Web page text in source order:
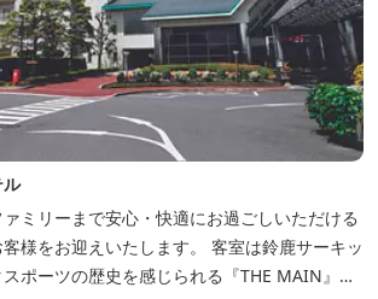
ミリーまで安心・快適にお過ごしいただける
様をお迎えいたします。 客室は鈴鹿サーキッ
ポーツの歴史を感じられる『THE MAIN』を